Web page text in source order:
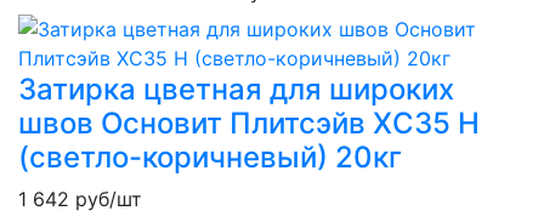
Затирка цветная для широких
швов Основит Плитсэйв XC35 H
(светло-коричневый) 20кг
1 642 руб/шт